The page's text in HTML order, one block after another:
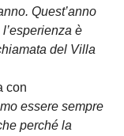
Quest’anno
è
del Villa
con
essere sempre
perché la